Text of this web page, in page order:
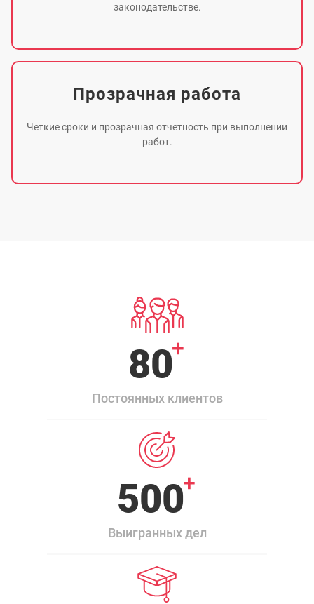
законодательстве.
Прозрачная работа
Четкие сроки и прозрачная отчетность при выполнении
работ.
80+
Постоянных клиентов
500+
Выигранных дел